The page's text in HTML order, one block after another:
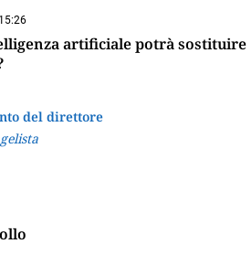
artificiale potrà sostituire
del direttore